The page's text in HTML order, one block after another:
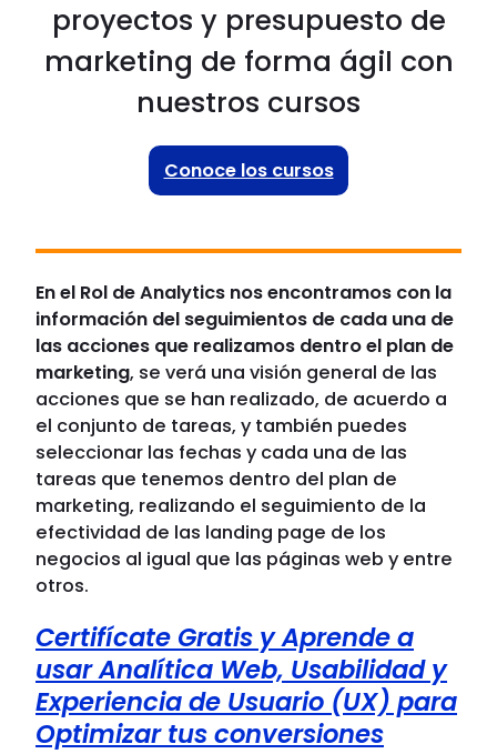
proyectos y presupuesto de
marketing de forma ágil con
nuestros cursos
Conoce los cursos
En el Rol de Analytics nos encontramos con la
información del seguimientos de cada una de
las acciones que realizamos dentro el plan de
marketing, se verá una visión general de las
acciones que se han realizado, de acuerdo a
el conjunto de tareas, y también puedes
seleccionar las fechas y cada una de las
tareas que tenemos dentro del plan de
marketing, realizando el seguimiento de la
efectividad de las landing page de los
negocios al igual que las páginas web y entre
otros.
Certifícate Gratis y Aprende a
usar Analítica Web, Usabilidad y
Experiencia de Usuario (UX) para
Optimizar tus conversiones